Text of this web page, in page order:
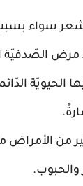
سواء بسبب
مرض الصّدفيّة
من الأمراض
والحبوب.